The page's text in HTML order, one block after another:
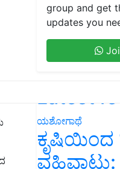
group and get
updates you
Latest
ಯಶೋಗಾಥೆ
ವಹಿವಾಟು: